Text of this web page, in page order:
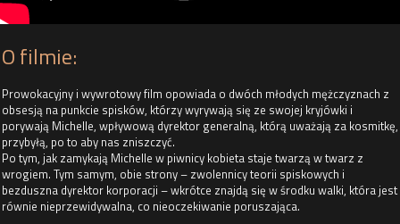
O filmie:
Prowokacyjny i wywrotowy film opowiada o dwóch młodych mężczyznach z
obsesją na punkcie spisków, którzy wyrywają się ze swojej kryjówki i
porywają Michelle, wpływową dyrektor generalną, którą uważają za kosmitkę,
przybyłą, po to aby nas zniszczyć.
Po tym, jak zamykają Michelle w piwnicy kobieta staje twarzą w twarz z
wrogiem. Tym samym, obie strony – zwolennicy teorii spiskowych i
bezduszna dyrektor korporacji – wkrótce znajdą się w środku walki, która jest
równie nieprzewidywalna, co nieoczekiwanie poruszająca.